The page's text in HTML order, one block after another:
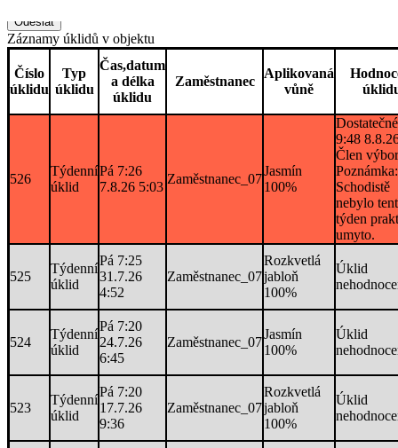
Záznamy úklidů v objektu
Číslo
úklidu
Typ
úklidu
Čas,datum
a délka
úklidu
Zaměstnanec
Aplikovaná
vůně
526
Týdenní
úklid
Pá 7:26
7.8.26 5:03
Zaměstnanec_07
Jasmín
100%
9:48
Člen
Poznámka:
Schodistě
nebylo
týden
umyto.
525
Týdenní
úklid
Pá 7:25
31.7.26
4:52
Zaměstnanec_07
Rozkvetlá
jabloň
100%
Úklid
524
Týdenní
úklid
Pá 7:20
24.7.26
6:45
Zaměstnanec_07
Jasmín
100%
Úklid
523
Týdenní
úklid
Pá 7:20
17.7.26
9:36
Zaměstnanec_07
Rozkvetlá
jabloň
100%
Úklid